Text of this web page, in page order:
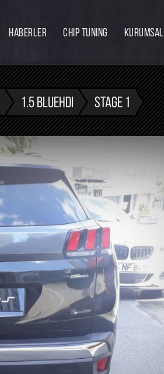
HABERLER CHIP TUNING KURUMSAL
Ekibimiz
Eğitim
1.5 BLUEHDI STAGE 1